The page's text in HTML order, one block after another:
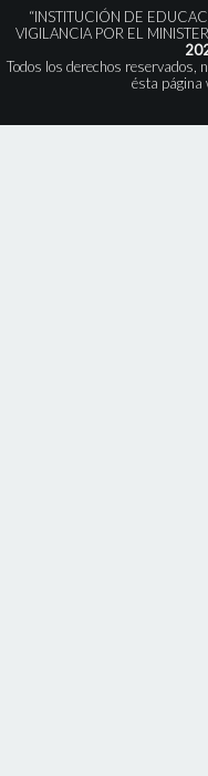
“INSTITUCIÓN DE
VIGILANCIA POR EL
Todos los derechos reservados,
ésta página